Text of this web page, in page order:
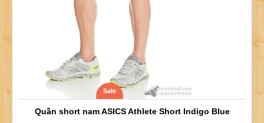
Sale
Quần short nam ASICS Athlete Short Indigo Blue